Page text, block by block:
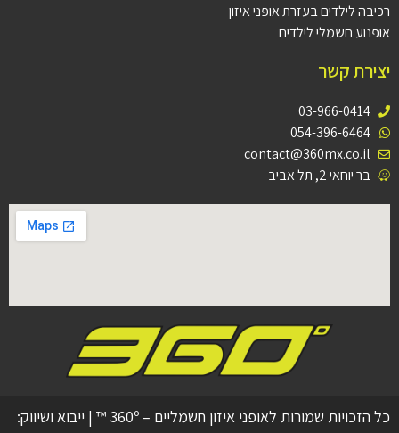
רכיבה לילדים בעזרת אופני איזון
אופנוע חשמלי לילדים
יצירת קשר
03-966-0414
054-396-6464
contact@360mx.co.il
בר יוחאי 2, תל אביב
כל הזכויות שמורות לאופני איזון חשמליים – 360º ™ | ייבוא ושיווק: